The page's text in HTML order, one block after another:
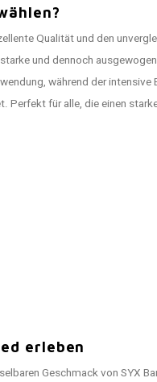
Qualität und den
und dennoch
während der
Perfekt für alle, die einen
erleben
Geschmack von SYX